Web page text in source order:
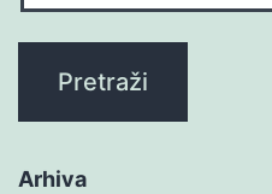
Arhiva